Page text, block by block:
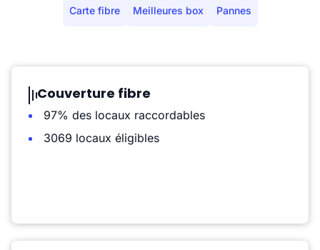
Carte fibre Meilleures box Pannes
Couverture fibre
97% des locaux raccordables
3069 locaux éligibles